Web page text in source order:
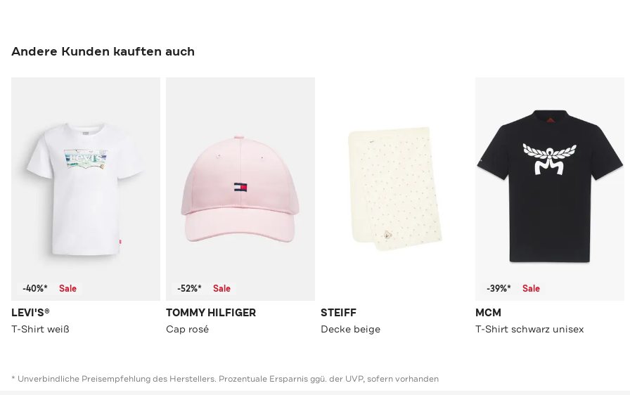
Andere Kunden kauften auch
-40%* Sale
LEVI'S®
T-Shirt weiß
-52%* Sale
TOMMY HILFIGER
Cap rosé
STEIFF
Decke beige
-39%* Sale
MCM
T-Shirt schwarz unisex
* Unverbindliche Preisempfehlung des Herstellers. Prozentuale Ersparnis ggü. der UVP, sofern vorhanden